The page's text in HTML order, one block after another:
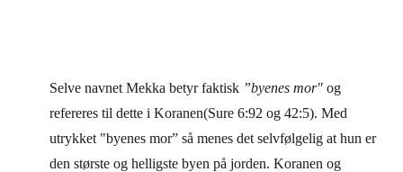
Selve navnet Mekka betyr faktisk ”byenes mor" og
refereres til dette i Koranen(Sure 6:92 og 42:5). Med
utrykket "byenes mor” så menes det selvfølgelig at hun er
den største og helligste byen på jorden. Koranen og